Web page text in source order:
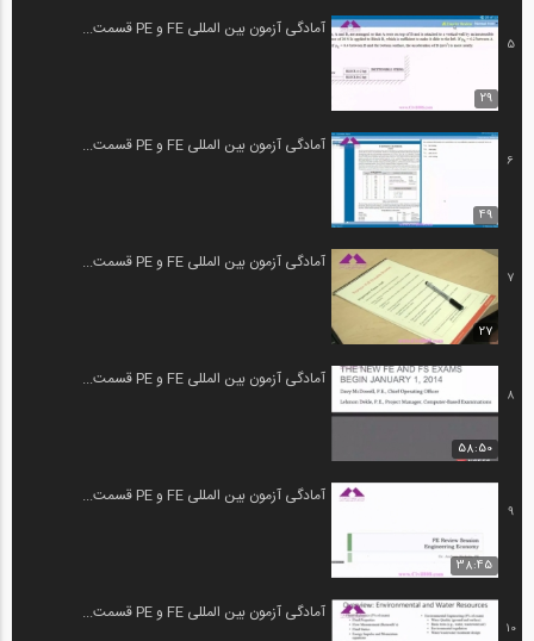
5
29
آمادگی آزمون بین المللی FE و PE قسمت...
6
49
آمادگی آزمون بین المللی FE و PE قسمت...
7
27
آمادگی آزمون بین المللی FE و PE قسمت...
8
58:50
آمادگی آزمون بین المللی FE و PE قسمت...
9
38:45
آمادگی آزمون بین المللی FE و PE قسمت...
10
آمادگی آزمون بین المللی FE و PE قسمت...